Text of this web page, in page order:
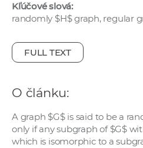
Kľúčové slová:
randomly $H$ graph, regular
FULL TEXT
O článku:
A graph $G$ is said to be a
only if any subgraph of $G$
which is isomorphic to a